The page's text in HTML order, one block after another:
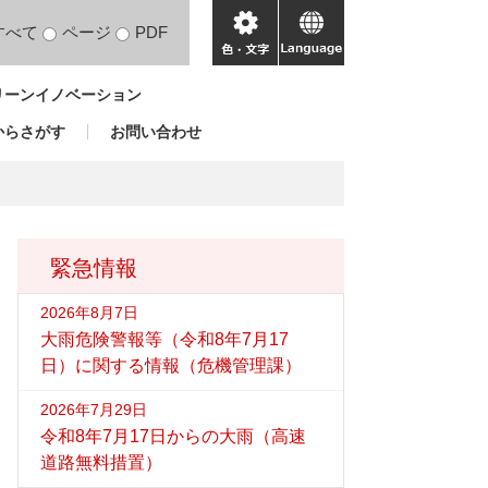
べて ページ PDF
色・
文
language
ンイノベーション
らさがす お問い合わせ
緊急情報
2026年8月7日
大雨危険警報等（令和8年7月17
日）に関する情報（危機管理課）
2026年7月29日
令和8年7月17日からの大雨（高速
道路無料措置）